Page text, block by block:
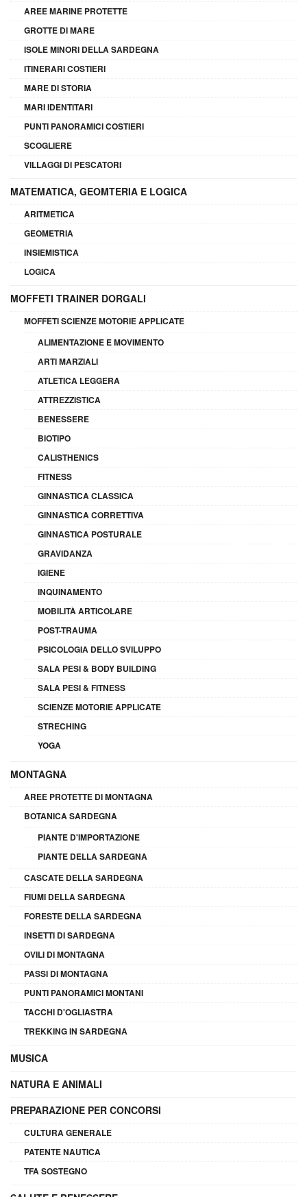
AREE MARINE PROTETTE
GROTTE DI MARE
ISOLE MINORI DELLA SARDEGNA
ITINERARI COSTIERI
MARE DI STORIA
MARI IDENTITARI
PUNTI PANORAMICI COSTIERI
SCOGLIERE
VILLAGGI DI PESCATORI
MATEMATICA, GEOMTERIA E LOGICA
ARITMETICA
GEOMETRIA
INSIEMISTICA
LOGICA
MOFFETI TRAINER DORGALI
MOFFETI SCIENZE MOTORIE APPLICATE
ALIMENTAZIONE E MOVIMENTO
ARTI MARZIALI
ATLETICA LEGGERA
ATTREZZISTICA
BENESSERE
BIOTIPO
CALISTHENICS
FITNESS
GINNASTICA CLASSICA
GINNASTICA CORRETTIVA
GINNASTICA POSTURALE
GRAVIDANZA
IGIENE
INQUINAMENTO
MOBILITÀ ARTICOLARE
POST-TRAUMA
PSICOLOGIA DELLO SVILUPPO
SALA PESI & BODY BUILDING
SALA PESI & FITNESS
SCIENZE MOTORIE APPLICATE
STRECHING
YOGA
MONTAGNA
AREE PROTETTE DI MONTAGNA
BOTANICA SARDEGNA
PIANTE D'IMPORTAZIONE
PIANTE DELLA SARDEGNA
CASCATE DELLA SARDEGNA
FIUMI DELLA SARDEGNA
FORESTE DELLA SARDEGNA
INSETTI DI SARDEGNA
OVILI DI MONTAGNA
PASSI DI MONTAGNA
PUNTI PANORAMICI MONTANI
TACCHI D'OGLIASTRA
TREKKING IN SARDEGNA
MUSICA
NATURA E ANIMALI
PREPARAZIONE PER CONCORSI
CULTURA GENERALE
PATENTE NAUTICA
TFA SOSTEGNO